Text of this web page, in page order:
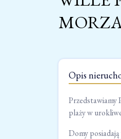
Opis
Przedstawiamy
plaży w
Domy